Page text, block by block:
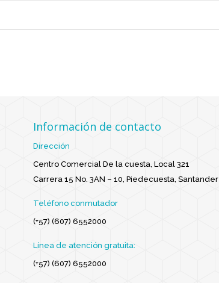
Información de contacto
Dirección
Centro Comercial De la cuesta, Local 321
Carrera 15 No. 3AN – 10, Piedecuesta, Santander
Teléfono conmutador
(+57) (607) 6552000
Línea de atención gratuita:
(+57) (607) 6552000